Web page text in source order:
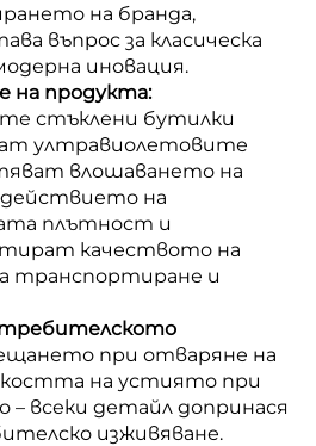
на бранда,
въпрос за класическа
иновация.
на продукта:
стъклени бутилки
ултравиолетовите
влошаването на
на
плътност и
качеството на
транспортиране и
при отваряне на
на устиято при
– всеки детайл допринася
изживяване.